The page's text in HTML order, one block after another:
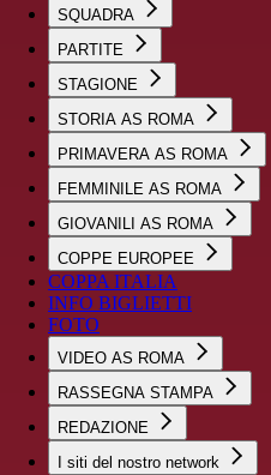
SQUADRA
PARTITE
STAGIONE
STORIA AS ROMA
PRIMAVERA AS ROMA
FEMMINILE AS ROMA
GIOVANILI AS ROMA
COPPE EUROPEE
COPPA ITALIA
INFO BIGLIETTI
FOTO
VIDEO AS ROMA
RASSEGNA STAMPA
REDAZIONE
I siti del nostro network